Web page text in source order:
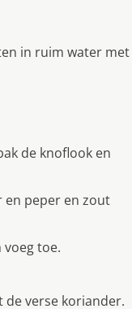
in ruim water met
de knoflook en
en peper en zout
toe.
de verse koriander.